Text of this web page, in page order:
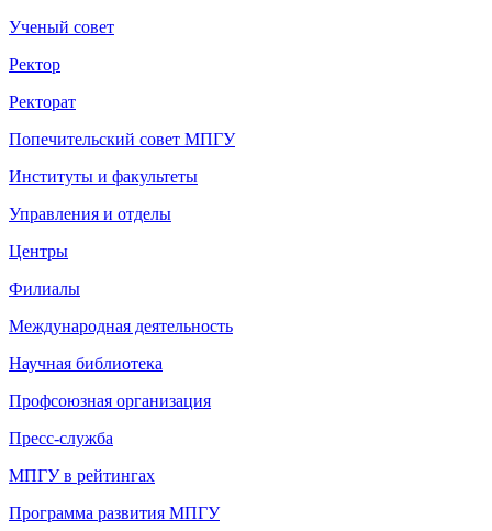
Ученый совет
Ректор
Ректорат
Попечительский совет МПГУ
Институты и факультеты
Управления и отделы
Центры
Филиалы
Международная деятельность
Научная библиотека
Профсоюзная организация
Пресс-служба
МПГУ в рейтингах
Программа развития МПГУ